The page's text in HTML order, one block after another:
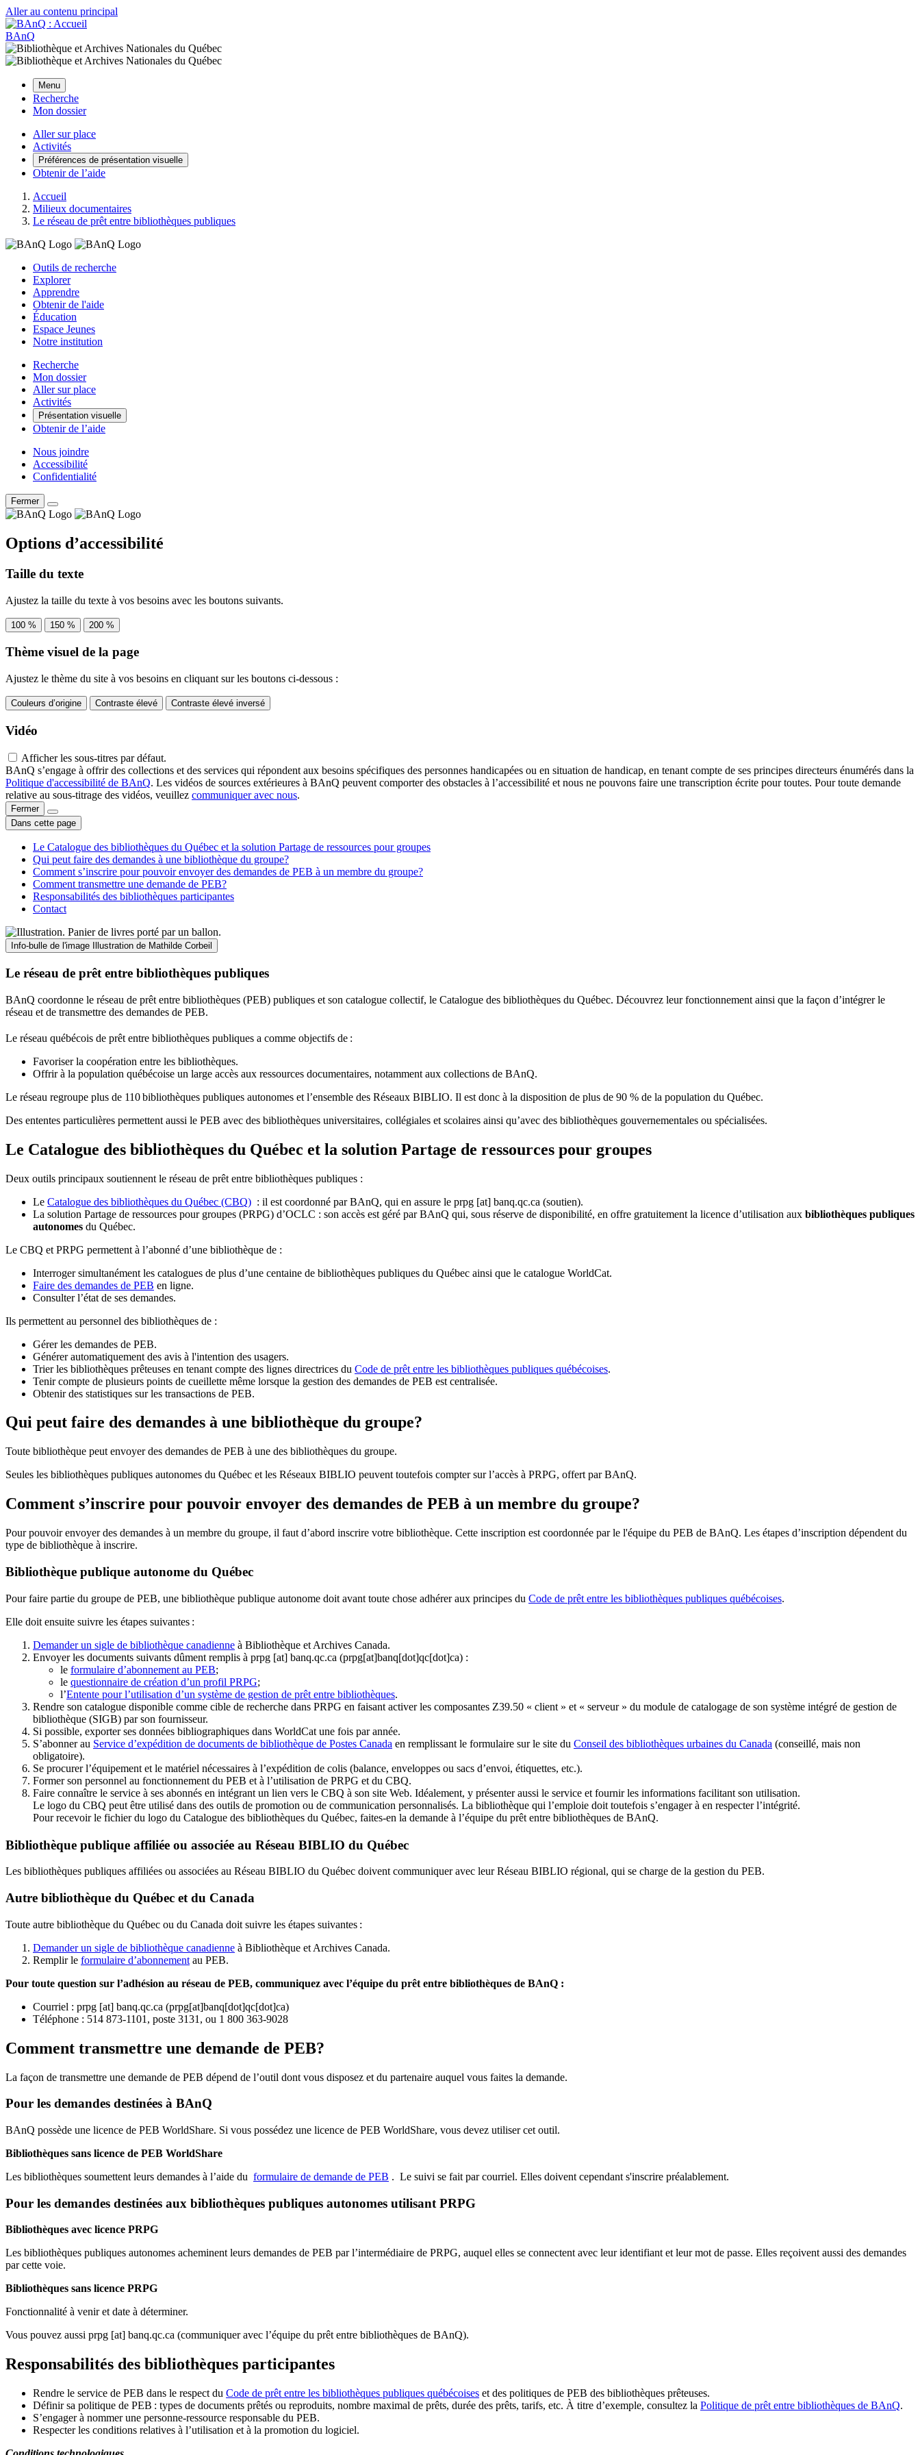
Aller au contenu principal
BAnQ
Menu
Recherche
Mon dossier
Aller sur place
Activités
Préférences de présentation visuelle
Obtenir de l’aide
Accueil
Milieux documentaires
Le réseau de prêt entre bibliothèques publiques
Outils de recherche
Explorer
Apprendre
Obtenir de l'aide
Éducation
Espace Jeunes
Notre institution
Recherche
Mon dossier
Aller sur place
Activités
Présentation visuelle
Obtenir de l’aide
Nous joindre
Accessibilité
Confidentialité
Fermer
Options d’accessibilité
Taille du texte
Ajustez la taille du texte à vos besoins avec les boutons suivants.
100 % 150 % 200 %
Thème visuel de la page
Ajustez le thème du site à vos besoins en cliquant sur les boutons ci-dessous :
Couleurs d’origine Contraste élevé Contraste élevé inversé
Vidéo
Afficher les sous-titres par défaut.
BAnQ s’engage à offrir des collections et des services qui répondent aux besoins spécifiques des personnes handicapées ou en situation de handicap, en tenant compte de ses principes directeurs énumérés dans la
Politique d'accessibilité de BAnQ. Les vidéos de sources extérieures à BAnQ peuvent comporter des obstacles à l’accessibilité et nous ne pouvons faire une transcription écrite pour toutes. Pour toute demande
relative au sous-titrage des vidéos, veuillez communiquer avec nous.
Fermer
Dans cette page
Le Catalogue des bibliothèques du Québec et la solution Partage de ressources pour groupes
Qui peut faire des demandes à une bibliothèque du groupe?
Comment s’inscrire pour pouvoir envoyer des demandes de PEB à un membre du groupe?
Comment transmettre une demande de PEB?
Responsabilités des bibliothèques participantes
Contact
Info-bulle de l'image Illustration de Mathilde Corbeil
Le réseau de prêt entre bibliothèques publiques
BAnQ coordonne le réseau de prêt entre bibliothèques (PEB) publiques et son catalogue collectif, le Catalogue des bibliothèques du Québec. Découvrez leur fonctionnement ainsi que la façon d’intégrer le
réseau et de transmettre des demandes de PEB.
Le réseau québécois de prêt entre bibliothèques publiques a comme objectifs de :
Favoriser la coopération entre les bibliothèques.
Offrir à la population québécoise un large accès aux ressources documentaires, notamment aux collections de BAnQ.
Le réseau regroupe plus de 110bibliothèques publiques autonomes et l’ensemble des Réseaux BIBLIO. Il est donc à la disposition de plus de 90 % de la population du Québec.
Des ententes particulières permettent aussi le PEB avec des bibliothèques universitaires, collégiales et scolaires ainsi qu’avec des bibliothèques gouvernementales ou spécialisées.
Le Catalogue des bibliothèques du Québec et la solution Partage de ressources pour groupes
Deux outils principaux soutiennent le réseau de prêt entre bibliothèques publiques :
Le Catalogue des bibliothèques du Québec (CBQ) : il est coordonné par BAnQ, qui en assure le prpg [at] banq.qc.ca (soutien).
La solution Partage de ressources pour groupes (PRPG) d’OCLC : son accès est géré par BAnQ qui, sous réserve de disponibilité, en offre gratuitement la licence d’utilisation aux bibliothèques publiques
autonomes du Québec.
Le CBQ et PRPG permettent à l’abonné d’une bibliothèque de :
Interroger simultanément les catalogues de plus d’une centaine de bibliothèques publiques du Québec ainsi que le catalogue WorldCat.
Faire des demandes de PEB en ligne.
Consulter l’état de ses demandes.
Ils permettent au personnel des bibliothèques de :
Gérer les demandes de PEB.
Générer automatiquement des avis à l'intention des usagers.
Trier les bibliothèques prêteuses en tenant compte des lignes directrices du Code de prêt entre les bibliothèques publiques québécoises.
Tenir compte de plusieurs points de cueillette même lorsque la gestion des demandes de PEB est centralisée.
Obtenir des statistiques sur les transactions de PEB.
Qui peut faire des demandes à une bibliothèque du groupe?
Toute bibliothèque peut envoyer des demandes de PEB à une des bibliothèques du groupe.
Seules les bibliothèques publiques autonomes du Québec et les Réseaux BIBLIO peuvent toutefois compter sur l’accès à PRPG, offert par BAnQ.
Comment s’inscrire pour pouvoir envoyer des demandes de PEB à un membre du groupe?
Pour pouvoir envoyer des demandes à un membre du groupe, il faut d’abord inscrire votre bibliothèque. Cette inscription est coordonnée par le l'équipe du PEB de BAnQ. Les étapes d’inscription dépendent du
type de bibliothèque à inscrire.
Bibliothèque publique autonome du Québec
Pour faire partie du groupe de PEB, une bibliothèque publique autonome doit avant toute chose adhérer aux principes du Code de prêt entre les bibliothèques publiques québécoises.
Elle doit ensuite suivre les étapes suivantes :
Demander un sigle de bibliothèque canadienne à Bibliothèque et Archives Canada.
Envoyer les documents suivants dûment remplis à prpg [at] banq.qc.ca (prpg[at]banq[dot]qc[dot]ca) :
le formulaire d’abonnement au PEB;
le questionnaire de création d’un profil PRPG;
l’Entente pour l’utilisation d’un système de gestion de prêt entre bibliothèques.
Rendre son catalogue disponible comme cible de recherche dans PRPG en faisant activer les composantes Z39.50 « client » et « serveur » du module de catalogage de son système intégré de gestion de
bibliothèque (SIGB) par son fournisseur.
Si possible, exporter ses données bibliographiques dans WorldCat une fois par année.
S’abonner au Service d’expédition de documents de bibliothèque de Postes Canada en remplissant le formulaire sur le site du Conseil des bibliothèques urbaines du Canada (conseillé, mais non
obligatoire).
Se procurer l’équipement et le matériel nécessaires à l’expédition de colis (balance, enveloppes ou sacs d’envoi, étiquettes, etc.).
Former son personnel au fonctionnement du PEB et à l’utilisation de PRPG et du CBQ.
Faire connaître le service à ses abonnés en intégrant un lien vers le CBQ à son site Web. Idéalement, y présenter aussi le service et fournir les informations facilitant son utilisation.
Le logo du CBQ peut être utilisé dans des outils de promotion ou de communication personnalisés. La bibliothèque qui l’emploie doit toutefois s’engager à en respecter l’intégrité.
Pour recevoir le fichier du logo du Catalogue des bibliothèques du Québec, faites-en la demande à l’équipe du prêt entre bibliothèques de BAnQ.
Bibliothèque publique affiliée ou associée au Réseau BIBLIO du Québec
Les bibliothèques publiques affiliées ou associées au Réseau BIBLIO du Québec doivent communiquer avec leur Réseau BIBLIO régional, qui se charge de la gestion du PEB.
Autre bibliothèque du Québec et du Canada
Toute autre bibliothèque du Québec ou du Canada doit suivre les étapes suivantes :
Demander un sigle de bibliothèque canadienne à Bibliothèque et Archives Canada.
Remplir le formulaire d’abonnement au PEB.
Pour toute question sur l’adhésion au réseau de PEB, communiquez avec l’équipe du prêt entre bibliothèques de BAnQ :
Courriel : prpg [at] banq.qc.ca (prpg[at]banq[dot]qc[dot]ca)
Téléphone : 514 873-1101, poste 3131, ou 1 800 363-9028
Comment transmettre une demande de PEB?
La façon de transmettre une demande de PEB dépend de l’outil dont vous disposez et du partenaire auquel vous faites la demande.
Pour les demandes destinées à BAnQ
BAnQ possède une licence de PEB WorldShare. Si vous possédez une licence de PEB WorldShare, vous devez utiliser cet outil.
Bibliothèques sans licence de PEB WorldShare
Les bibliothèques soumettent leurs demandes à l’aide du formulaire de demande de PEB . Le suivi se fait par courriel. Elles doivent cependant s'inscrire préalablement.
Pour les demandes destinées aux bibliothèques publiques autonomes utilisant PRPG
Bibliothèques avec licence PRPG
Les bibliothèques publiques autonomes acheminent leurs demandes de PEB par l’intermédiaire de PRPG, auquel elles se connectent avec leur identifiant et leur mot de passe. Elles reçoivent aussi des demandes
par cette voie.
Bibliothèques sans licence PRPG
Fonctionnalité à venir et date à déterminer.
Vous pouvez aussi prpg [at] banq.qc.ca (communiquer avec l’équipe du prêt entre bibliothèques de BAnQ).
Responsabilités des bibliothèques participantes
Rendre le service de PEB dans le respect du Code de prêt entre les bibliothèques publiques québécoises et des politiques de PEB des bibliothèques prêteuses.
Définir sa politique de PEB : types de documents prêtés ou reproduits, nombre maximal de prêts, durée des prêts, tarifs, etc. À titre d’exemple, consultez la Politique de prêt entre bibliothèques de BAnQ.
S’engager à nommer une personne-ressource responsable du PEB.
Respecter les conditions relatives à l’utilisation et à la promotion du logiciel.